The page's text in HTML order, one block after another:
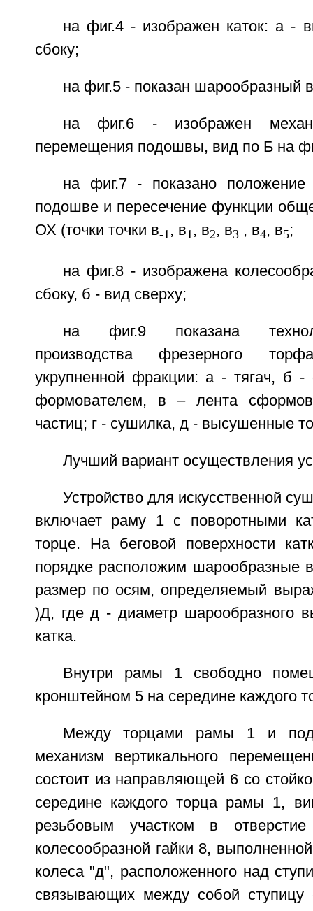
на фиг.4 - изображен каток: а -
сбоку;
на фиг.5 - показан шарообразный
на фиг.6 - изображен
перемещения подошвы, вид по Б на
на фиг.7 - показано положение
подошве и пересечение функции
ОХ (точки точки в-1, в1, в2, в3 , в4, в5;
на фиг.8 - изображена
сбоку, б - вид сверху;
на фиг.9 показана
производства фрезерного
укрупненной фракции: а - тягач, б
формователем, в – лента
частиц; г - сушилка, д - высушенные
Лучший вариант осуществления
Устройство для искусственной
включает раму 1 с поворотными
торце. На беговой поверхности
порядке расположим шарообразные
размер по осям, определяемый
)Д, где д - диаметр шарообразного
катка.
Внутри рамы 1 свободно
кронштейном 5 на середине каждого
Между торцами рамы 1 и
механизм вертикального
состоит из направляющей 6 со
середине каждого торца рамы 1,
резьбовым участком в
колесообразной гайки 8,
колеса "д", расположенного над
связывающих между собой ступицу